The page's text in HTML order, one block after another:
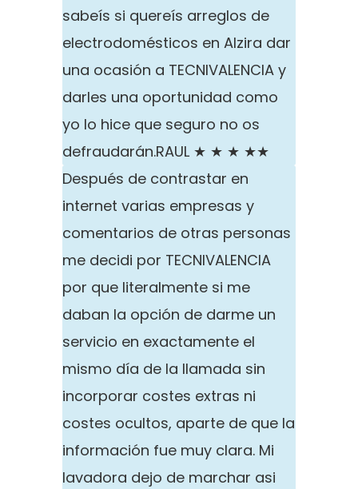
sabeís si quereís arreglos de
electrodomésticos en Alzira dar
una ocasión a TECNIVALENCIA y
darles una oportunidad como
yo lo hice que seguro no os
defraudarán.RAUL ★ ★ ★ ★★
Después de contrastar en
internet varias empresas y
comentarios de otras personas
me decidi por TECNIVALENCIA
por que literalmente si me
daban la opción de darme un
servicio en exactamente el
mismo día de la llamada sin
incorporar costes extras ni
costes ocultos, aparte de que la
información fue muy clara. Mi
lavadora dejo de marchar asi